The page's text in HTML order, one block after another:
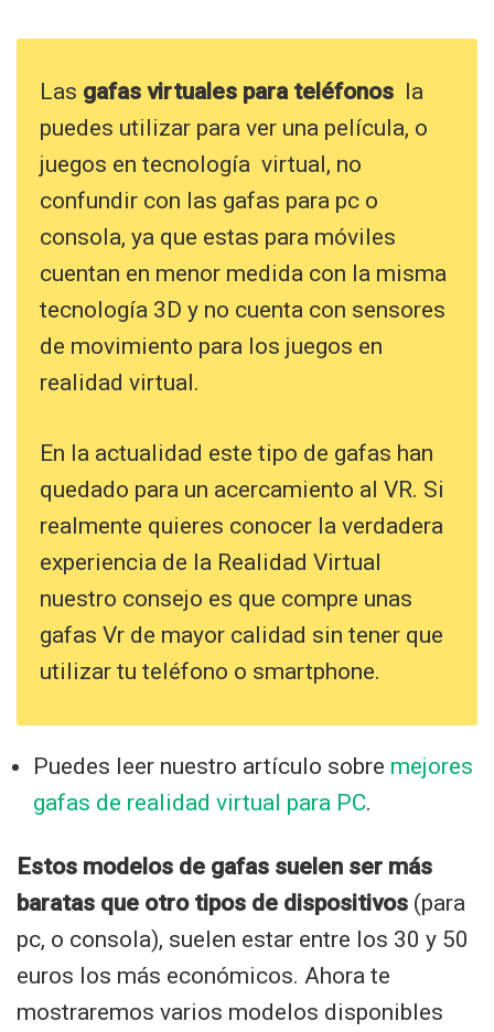
Las gafas virtuales para teléfonos la
puedes utilizar para ver una película, o
juegos en tecnología virtual, no
confundir con las gafas para pc o
consola, ya que estas para móviles
cuentan en menor medida con la misma
tecnología 3D y no cuenta con sensores
de movimiento para los juegos en
realidad virtual.
En la actualidad este tipo de gafas han
quedado para un acercamiento al VR. Si
realmente quieres conocer la verdadera
experiencia de la Realidad Virtual
nuestro consejo es que compre unas
gafas Vr de mayor calidad sin tener que
utilizar tu teléfono o smartphone.
Puedes leer nuestro artículo sobre mejores
gafas de realidad virtual para PC.
Estos modelos de gafas suelen ser más
baratas que otro tipos de dispositivos (para
pc, o consola), suelen estar entre los 30 y 50
euros los más económicos. Ahora te
mostraremos varios modelos disponibles